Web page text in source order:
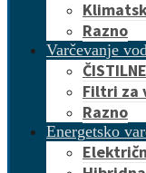
Razno
Varčevanje
Filtri za
Razno
Energetsko